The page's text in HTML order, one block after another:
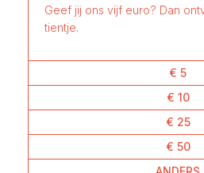
Geef jij ons vijf euro? Dan
tientje.
€ 5
€ 10
€ 25
€ 50